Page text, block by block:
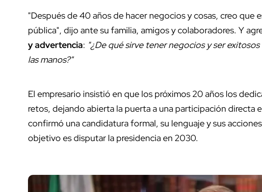
"Después de 40 años de hacer negocios y cosas, creo que
pública", dijo ante su familia, amigos y colaboradores. Y
y advertencia: "¿De qué sirve tener negocios y ser
las manos?"
El empresario insistió en que los próximos 20 años los
retos, dejando abierta la puerta a una participación directa
confirmó una candidatura formal, su lenguaje y sus
objetivo es disputar la presidencia en 2030.